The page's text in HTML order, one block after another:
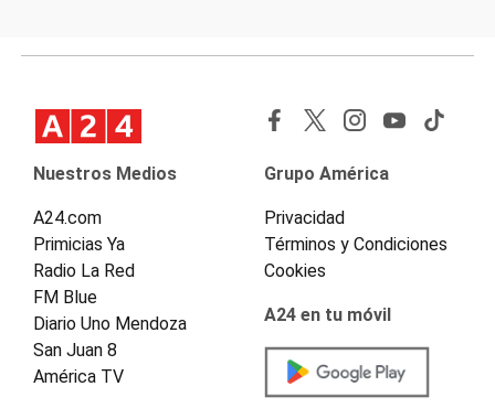
Nuestros Medios
A24.com
Primicias Ya
Radio La Red
FM Blue
Diario Uno Mendoza
San Juan 8
América TV
Grupo América
Privacidad
Términos y Condiciones
Cookies
A24 en tu móvil